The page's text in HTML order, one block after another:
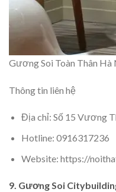
Gương Soi Toàn Thân Hà
Thông tin liên hệ
Địa chỉ: Số 15 Vương
Hotline: 0916317236
Website: https://
9. Gương Soi